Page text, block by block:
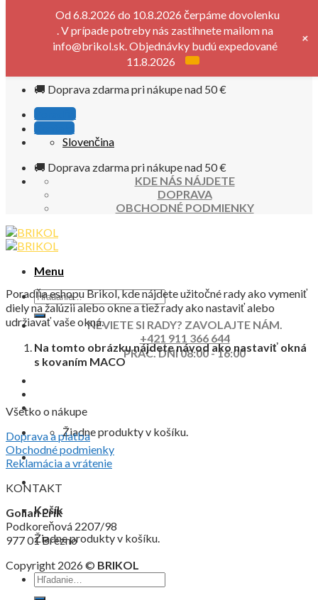
Skip to content
KDE NÁS NÁJDETE
DOPRAVA
OBCHODNÉ PODMIENKY
🚚 Doprava zdarma pri nákupe nad 50 €
Poradňa
Kontakt
Slovenčina
🚚 Doprava zdarma pri nákupe nad 50 €
KDE NÁS NÁJDETE
DOPRAVA
OBCHODNÉ PODMIENKY
Menu
NEVIETE SI RADY? ZAVOLAJTE NÁM.
+421 911 366 644
PRAC. DNI 08:00 - 16:00
Žiadne produkty v košíku.
Košík
Žiadne produkty v košíku.
Poradňa eshopu Brikol, kde nájdete užitočné rady ako vymeniť
diely na žalúzii alebo okne a tiež rady ako nastaviť alebo
udržiavať vaše okná.
Na tomto obrázku nájdete návod ako nastaviť okná
s kovaním MACO
Všetko o nákupe
Doprava a platba
Obchodné podmienky
Reklamácia a vrátenie
KONTAKT
Golian Erik
Podkoreňová 2207/98
977 01 Brezno
Copyright 2026 © BRIKOL
Od 6.8.2026 do 10.8.2026 čerpáme dovolenku
. V prípade potreby nás zastihnete mailom na
info@brikol.sk. Objednávky budú expedované
11.8.2026
+